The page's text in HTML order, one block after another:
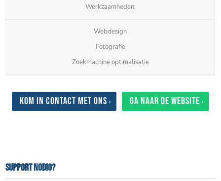
Werkzaamheden:
Webdesign
Fotografie
Zoekmachine optimalisatie
Kom in contact met ons Ga naar de website
Support nodig?